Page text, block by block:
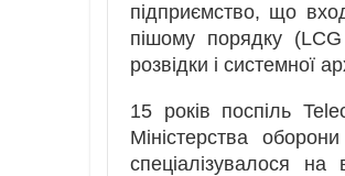
підприємство, що
пішому порядку (LCG
розвідки і системної
15 років поспіль
Міністерства
спеціалізувалося